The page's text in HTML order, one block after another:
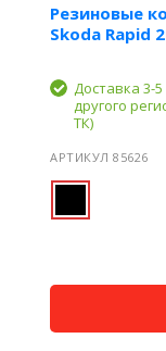
Резиновые
Skoda Rapid
Доставка 3-
другого
ТК)
АРТИКУЛ 85626